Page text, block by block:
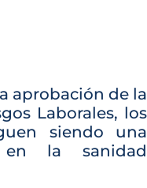
aprobación de la
Laborales, los
siendo una
en la sanidad